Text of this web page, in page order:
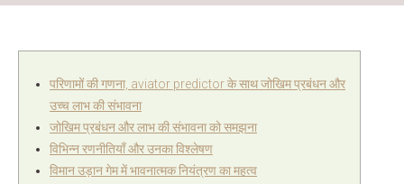
परिणामों की गणना, aviator predictor के साथ जोखिम प्रबंधन और
उच्च लाभ की संभावना
जोखिम प्रबंधन और लाभ की संभावना को समझना
विभिन्न रणनीतियाँ और उनका विश्लेषण
विमान उड़ान गेम में भावनात्मक नियंत्रण का महत्व